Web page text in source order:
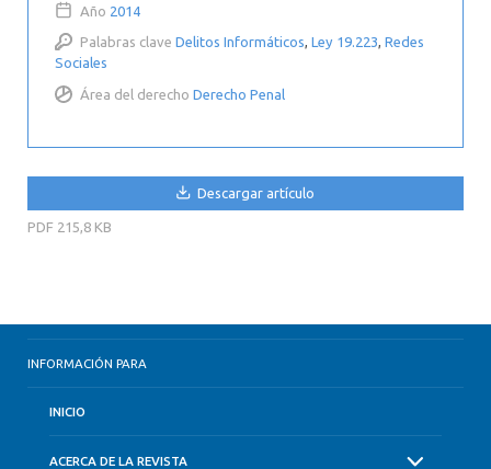
Año 2014
Palabras clave Delitos Informáticos, Ley 19.223, Redes
Sociales
Área del derecho Derecho Penal
Descargar artículo
PDF 215,8 KB
INFORMACIÓN PARA
INICIO
ACERCA DE LA REVISTA